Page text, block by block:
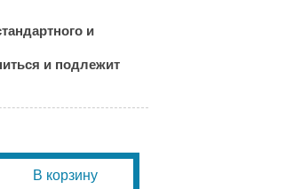
и
и подлежит
В корзину